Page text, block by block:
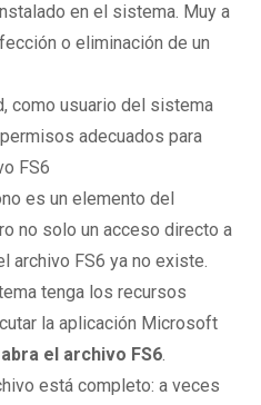
en el sistema. Muy a
o eliminación de un
como usuario del sistema
adecuados para
FS6
es un elemento del
no solo un acceso directo a
archivo FS6 ya no existe.
tenga los recursos
la aplicación Microsoft
abra el archivo FS6.
está completo: a veces